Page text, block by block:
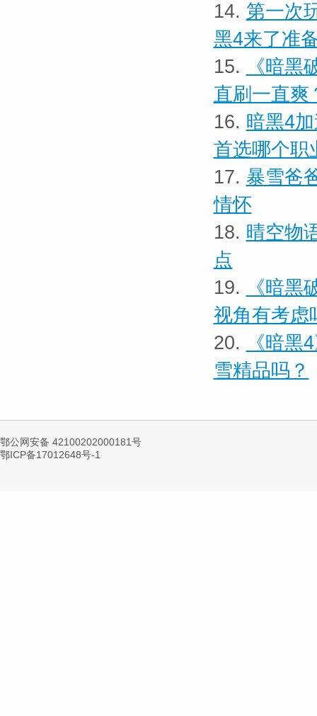
14. 第一次
黑4来了准
15.
《暗
直刷一直爽
16. 暗黑4
首选哪个职
17. 暴雪爸
情怀
18. 晴空物
点
19.
《暗
视角有考虑
20.
《暗
雪精品吗？
鄂公网安备 42100202000181号
鄂ICP备17012648号-1